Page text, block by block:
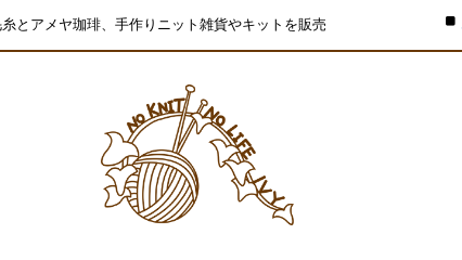
とアメヤ珈琲、手作りニット雑貨やキットを販売